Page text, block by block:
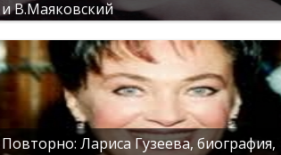
и В.Маяковский
Повторно: Лариса Гузеева, биография,